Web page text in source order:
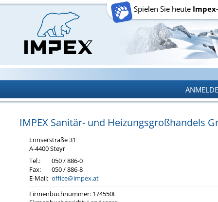
Spielen Sie heute
IMPEX Sa­ni­tär- und Hei­zungs­groß­han­dels
Enn­s­er­stra­ße 31
A-4400 Steyr
Tel.:
050 / 886-0
Fax:
050 / 886-8
E-Mail: office@impex.at
Fir­men­buch­num­mer: 174550t